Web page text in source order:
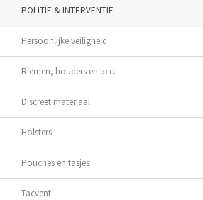
POLITIE & INTERVENTIE
Persoonlijke veiligheid
Riemen, houders en acc.
Discreet materiaal
Holsters
Pouches en tasjes
Tacvent